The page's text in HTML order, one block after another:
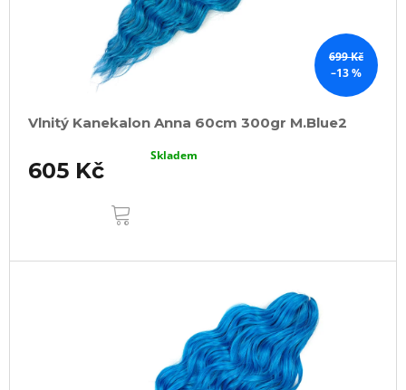
699 Kč
–13 %
Vlnitý Kanekalon Anna 60cm 300gr M.Blue2
605 Kč
Skladem